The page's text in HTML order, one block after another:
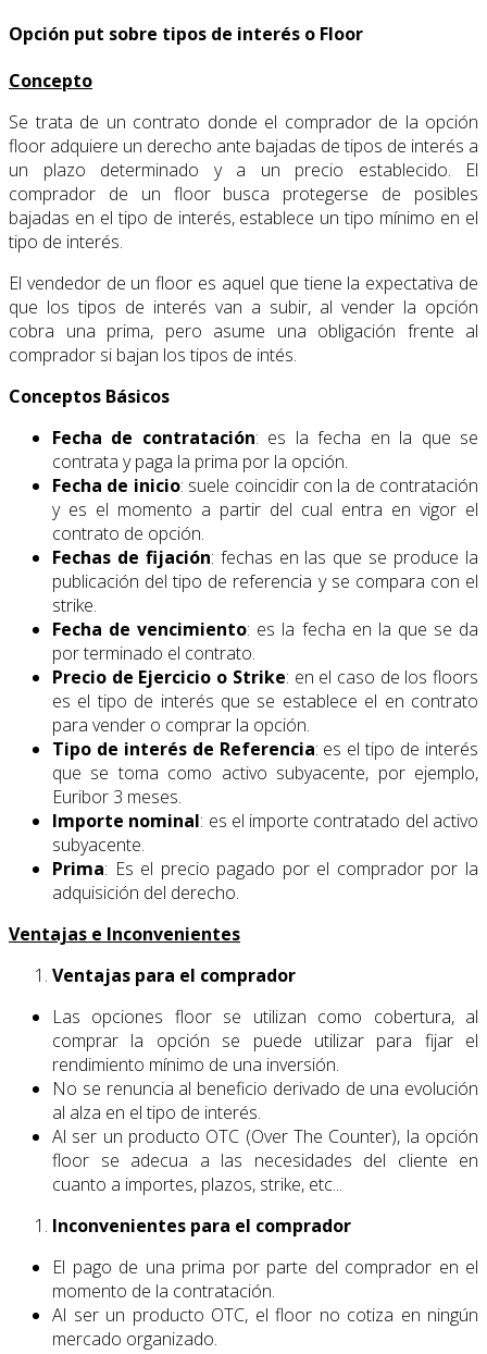
Opción put sobre tipos de interés o Floor
Concepto
Se trata de un contrato donde el comprador de la opción
floor adquiere un derecho ante bajadas de tipos de interés a
un plazo determinado y a un precio establecido. El
comprador de un floor busca protegerse de posibles
bajadas en el tipo de interés, establece un tipo mínimo en el
tipo de interés.
El vendedor de un floor es aquel que tiene la expectativa de
que los tipos de interés van a subir, al vender la opción
cobra una prima, pero asume una obligación frente al
comprador si bajan los tipos de intés.
Conceptos Básicos
Fecha de contratación: es la fecha en la que se
contrata y paga la prima por la opción.
Fecha de inicio: suele coincidir con la de contratación
y es el momento a partir del cual entra en vigor el
contrato de opción.
Fechas de fijación: fechas en las que se produce la
publicación del tipo de referencia y se compara con el
strike.
Fecha de vencimiento: es la fecha en la que se da
por terminado el contrato.
Precio de Ejercicio o Strike: en el caso de los floors
es el tipo de interés que se establece el en contrato
para vender o comprar la opción.
Tipo de interés de Referencia: es el tipo de interés
que se toma como activo subyacente, por ejemplo,
Euribor 3 meses.
Importe nominal: es el importe contratado del activo
subyacente.
Prima: Es el precio pagado por el comprador por la
adquisición del derecho.
Ventajas e Inconvenientes
Ventajas para el comprador
Las opciones floor se utilizan como cobertura, al
comprar la opción se puede utilizar para fijar el
rendimiento mínimo de una inversión.
No se renuncia al beneficio derivado de una evolución
al alza en el tipo de interés.
Al ser un producto OTC (Over The Counter), la opción
floor se adecua a las necesidades del cliente en
cuanto a importes, plazos, strike, etc...
Inconvenientes para el comprador
El pago de una prima por parte del comprador en el
momento de la contratación.
Al ser un producto OTC, el floor no cotiza en ningún
mercado organizado.